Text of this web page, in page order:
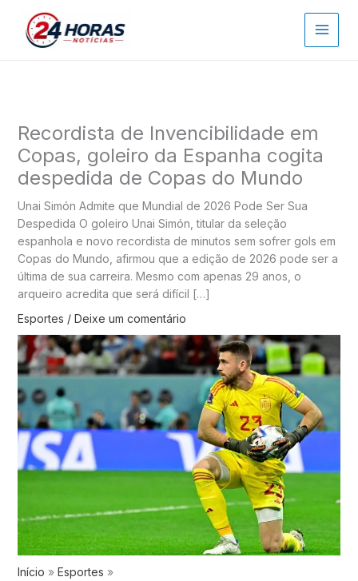
Recordista de Invencibilidade em
Copas, goleiro da Espanha cogita
despedida de Copas do Mundo
Unai Simón Admite que Mundial de 2026 Pode Ser Sua
Despedida O goleiro Unai Simón, titular da seleção
espanhola e novo recordista de minutos sem sofrer gols em
Copas do Mundo, afirmou que a edição de 2026 pode ser a
última de sua carreira. Mesmo com apenas 29 anos, o
arqueiro acredita que será difícil […]
Esportes / Deixe um comentário
Início
Esportes